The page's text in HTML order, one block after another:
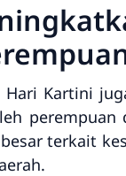
Hari Kartini
terkait